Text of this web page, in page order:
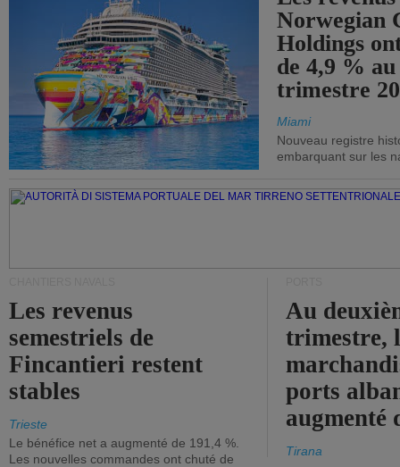
Norwegian
Holdings
de 4,9 %
trimestre
Miami
Nouveau registre
embarquant sur les
Les revenus
semestriels de
Fincantieri restent
stables
Trieste
Le bénéfice net a augmenté de 191,4 %.
Les nouvelles commandes ont chuté de
Au
trimestre,
ports
augmenté
Tirana